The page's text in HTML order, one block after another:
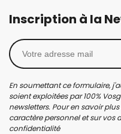
Inscription à la
En soumettant ce formulaire,
soient exploitées par 100%
newsletters. Pour en savoir
caractère personnel et sur vos
confidentialité